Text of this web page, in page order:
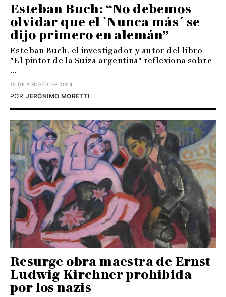
Esteban Buch: “No debemos
olvidar que el `Nunca más´ se
dijo primero en alemán”
Esteban Buch, el investigador y autor del libro
"El pintor de la Suiza argentina" reflexiona sobre
...
15 DE AGOSTO DE 2024
JERÓNIMO MORETTI
POR
Resurge obra maestra de Ernst
Ludwig Kirchner prohibida
por los nazis